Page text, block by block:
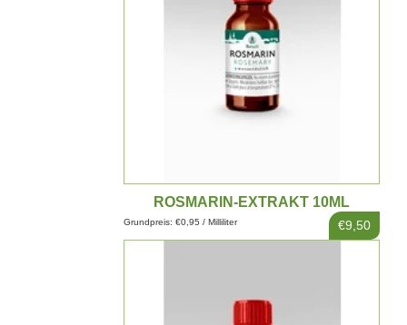
ROSMARIN-EXTRAKT 10ML
€9,50
Grundpreis: €0,95 / Milliliter